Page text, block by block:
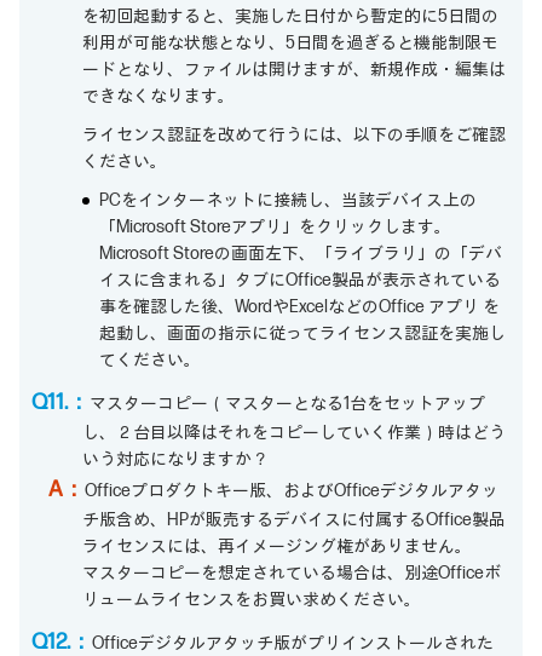
を初回起動すると、実施した日付から暫定的に5日間の
利用が可能な状態となり、5日間を過ぎると機能制限モ
ードとなり、ファイルは開けますが、新規作成・編集は
できなくなります。
ライセンス認証を改めて行うには、以下の手順をご確認
ください。
PCをインターネットに接続し、当該デバイス上の
「Microsoft Storeアプリ」をクリックします。
Microsoft Storeの画面左下、「ライブラリ」の「デバ
イスに含まれる」タブにOffice製品が表示されている
事を確認した後、WordやExcelなどのOffice アプリ を
起動し、画面の指示に従ってライセンス認証を実施し
てください。
Q11.： マスターコピー（マスターとなる1台をセットアップ
し、２台目以降はそれをコピーしていく作業）時はどう
いう対応になりますか？
A：Officeプロダクトキー版、およびOfficeデジタルアタッ
チ版含め、HPが販売するデバイスに付属するOffice製品
ライセンスには、再イメージング権がありません。
マスターコピーを想定されている場合は、別途Officeボ
リュームライセンスをお買い求めください。
Q12.： Officeデジタルアタッチ版がプリインストールされた